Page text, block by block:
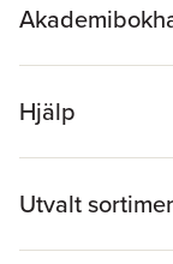
Hjälp
Utvalt